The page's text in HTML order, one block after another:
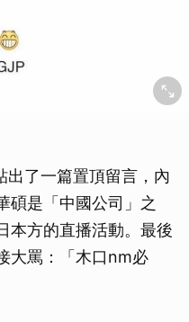
出了一篇置頂留言，內
碩是「中國公司」之
本方的直播活動。最後
大罵：「木口nm必